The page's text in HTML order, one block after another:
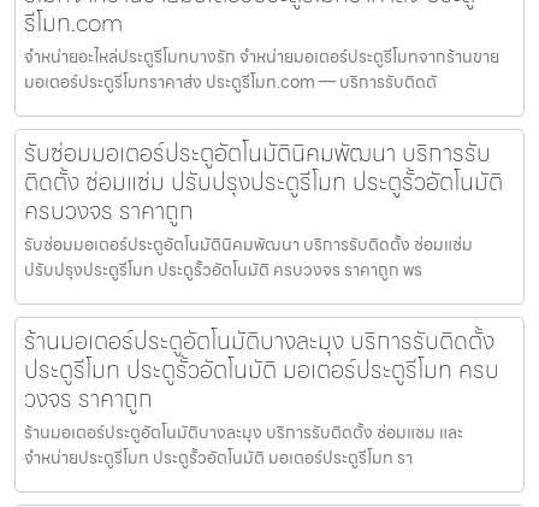
รีโมท.com
จำหน่ายอะไหล่ประตูรีโมทบางรัก จำหน่ายมอเตอร์ประตูรีโมทจากร้านขาย
มอเตอร์ประตูรีโมทราคาส่ง ประตูรีโมท.com — บริการรับติดตั
รับซ่อมมอเตอร์ประตูอัตโนมัตินิคมพัฒนา บริการรับ
ติดตั้ง ซ่อมแซ่ม ปรับปรุงประตูรีโมท ประตูรั้วอัตโนมัติ
ครบวงจร ราคาถูก
รับซ่อมมอเตอร์ประตูอัตโนมัตินิคมพัฒนา บริการรับติดตั้ง ซ่อมแซ่ม
ปรับปรุงประตูรีโมท ประตูรั้วอัตโนมัติ ครบวงจร ราคาถูก พร
ร้านมอเตอร์ประตูอัตโนมัติบางละมุง บริการรับติดตั้ง
ประตูรีโมท ประตูรั้วอัตโนมัติ มอเตอร์ประตูรีโมท ครบ
วงจร ราคาถูก
ร้านมอเตอร์ประตูอัตโนมัติบางละมุง บริการรับติดตั้ง ซ่อมแซม และ
จำหน่ายประตูรีโมท ประตูรั้วอัตโนมัติ มอเตอร์ประตูรีโมท รา